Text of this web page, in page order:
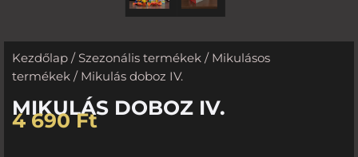
Kezdőlap / Szezonális termékek / Mikulásos
termékek / Mikulás doboz IV.
MIKULÁS DOBOZ IV.
4 690Ft